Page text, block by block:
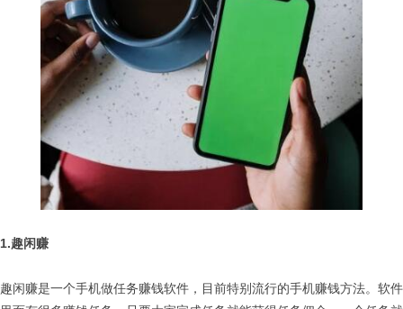
1.趣闲赚
趣闲赚是一个手机做任务赚钱软件，目前特别流行的手机赚钱方法。软件